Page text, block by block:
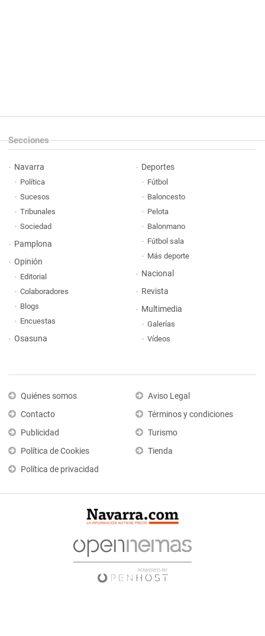
Secciones
Navarra
Política
Sucesos
Tribunales
Sociedad
Pamplona
Opinión
Editorial
Colaboradores
Blogs
Encuestas
Osasuna
Deportes
Fútbol
Baloncesto
Pelota
Balonmano
Fútbol sala
Más deporte
Nacional
Revista
Multimedia
Galerías
Vídeos
Quiénes somos
Contacto
Publicidad
Política de Cookies
Política de privacidad
Aviso Legal
Términos y condiciones
Turismo
Tienda